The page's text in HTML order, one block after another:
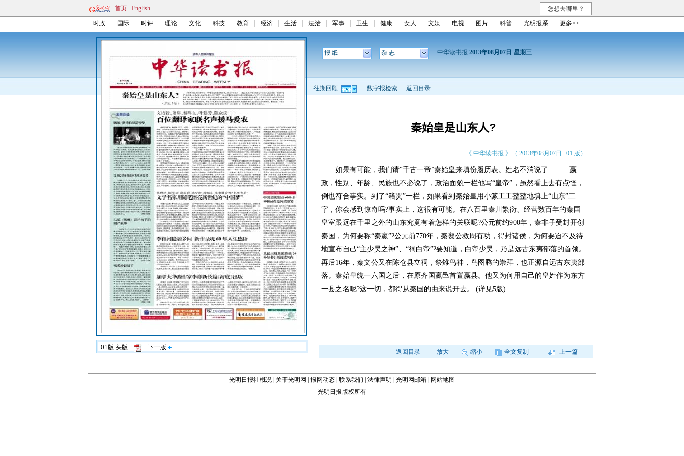
首页 English 您想去哪里？
时政 国际 时评 理论 文化 科技 教育 经济 生活 法治 军事 卫生 健康 女人 文娱 电视 图片 科普 光明报系 更多>>
01版:头版 下一版
报 纸 杂 志 中华读书报 2013年08月07日 星期三
往期回顾 数字报检索 返回目录
秦始皇是山东人?
《 中华读书报 》（ 2013年08月07日 01 版）
如果有可能，我们请“千古一帝”秦始皇来填份履历表。姓名不消说了———嬴
政，性别、年龄、民族也不必说了，政治面貌一栏他写“皇帝”，虽然看上去有点怪，
倒也符合事实。到了“籍贯”一栏，如果看到秦始皇用小篆工工整整地填上“山东”二
字，你会感到惊奇吗?事实上，这很有可能。在八百里秦川繁衍、经营数百年的秦国
皇室跟远在千里之外的山东究竟有着怎样的关联呢?公元前约900年，秦非子受封开创
秦国，为何要称“秦嬴”?公元前770年，秦襄公救周有功，得封诸侯，为何要迫不及待
地宣布自己“主少昊之神”、“祠白帝”?要知道，白帝少昊，乃是远古东夷部落的首领。
再后16年，秦文公又在陈仓县立祠，祭雉鸟神，鸟图腾的崇拜，也正源自远古东夷部
落。秦始皇统一六国之后，在原齐国嬴邑首置嬴县。他又为何用自己的皇姓作为东方
一县之名呢?这一切，都得从秦国的由来说开去。 (详见5版)
返回目录 放大 缩小 全文复制 上一篇
光明日报社概况 关于光明网 报网动态 联系我们 法律声明 光明网邮箱
网站地图
光明日报版权所有